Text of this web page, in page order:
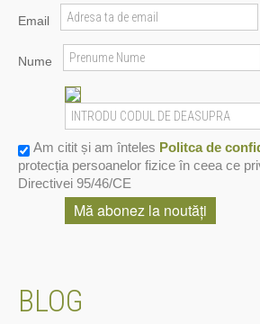
Email
Nume
Am citit și am înteles Politca de
protecția persoanelor fizice în ceea ce
Directivei 95/46/CE
BLOG